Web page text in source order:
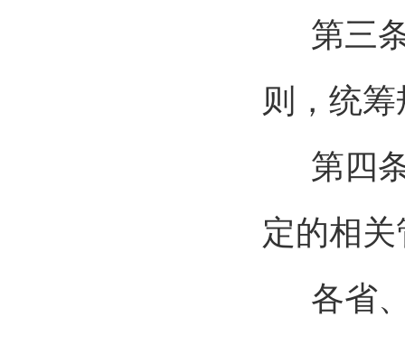
第三
则，统
第四
定的相
各省